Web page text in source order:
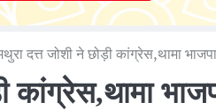
दत्त जोशी ने छोड़ी कांग्रेस,थामा
कांग्रेस,थामा